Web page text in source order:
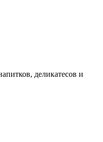
деликатесов и